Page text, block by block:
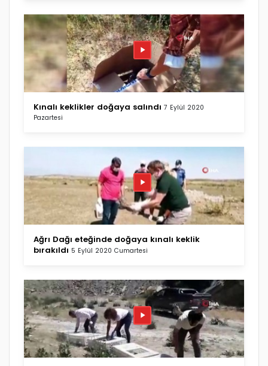
Kınalı keklikler doğaya salındı 7 Eylül 2020
Pazartesi
Ağrı Dağı eteğinde doğaya kınalı keklik
bırakıldı 5 Eylül 2020 Cumartesi